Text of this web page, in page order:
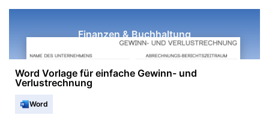
Finanzen & Buchhaltung
Word Vorlage für einfache Gewinn- und
Verlustrechnung
Word